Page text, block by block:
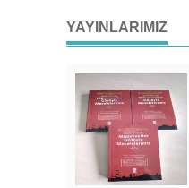
YAYINLARIMIZ